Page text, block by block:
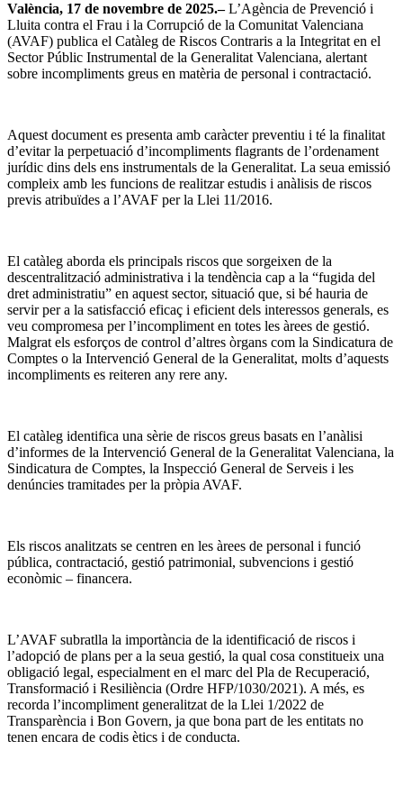
València, 17 de novembre de 2025.–L’Agència de Prevenció i
Lluita contra el Frau i la Corrupció de la Comunitat Valenciana
(AVAF) publica el Catàleg de Riscos Contraris a la Integritat en el
Sector Públic Instrumental de la Generalitat Valenciana, alertant
sobre incompliments greus en matèria de personal i contractació.
Aquest document es presenta amb caràcter preventiu i té la finalitat
d’evitar la perpetuació d’incompliments flagrants de l’ordenament
jurídic dins dels ens instrumentals de la Generalitat. La seua emissió
compleix amb les funcions de realitzar estudis i anàlisis de riscos
previs atribuïdes a l’AVAF per la Llei 11/2016.
El catàleg aborda els principals riscos que sorgeixen de la
descentralització administrativa i la tendència cap a la “fugida del
dret administratiu” en aquest sector, situació que, si bé hauria de
servir per a la satisfacció eficaç i eficient dels interessos generals, es
veu compromesa per l’incompliment en totes les àrees de gestió.
Malgrat els esforços de control d’altres òrgans com la Sindicatura de
Comptes o la Intervenció General de la Generalitat, molts d’aquests
incompliments es reiteren any rere any.
El catàleg identifica una sèrie de riscos greus basats en l’anàlisi
d’informes de la Intervenció General de la Generalitat Valenciana, la
Sindicatura de Comptes, la Inspecció General de Serveis i les
denúncies tramitades per la pròpia AVAF.
Els riscos analitzats se centren en les àrees de personal i funció
pública, contractació, gestió patrimonial, subvencions i gestió
econòmic – financera.
L’AVAF subratlla la importància de la identificació de riscos i
l’adopció de plans per a la seua gestió, la qual cosa constitueix una
obligació legal, especialment en el marc del Pla de Recuperació,
Transformació i Resiliència (Ordre HFP/1030/2021). A més, es
recorda l’incompliment generalitzat de la Llei 1/2022 de
Transparència i Bon Govern, ja que bona part de les entitats no
tenen encara de codis ètics i de conducta.